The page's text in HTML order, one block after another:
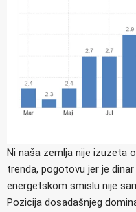
Ni naša zemlja nije izuzeta
trenda, pogotovu jer je
energetskom smislu nije
Pozicija dosadašnjeg